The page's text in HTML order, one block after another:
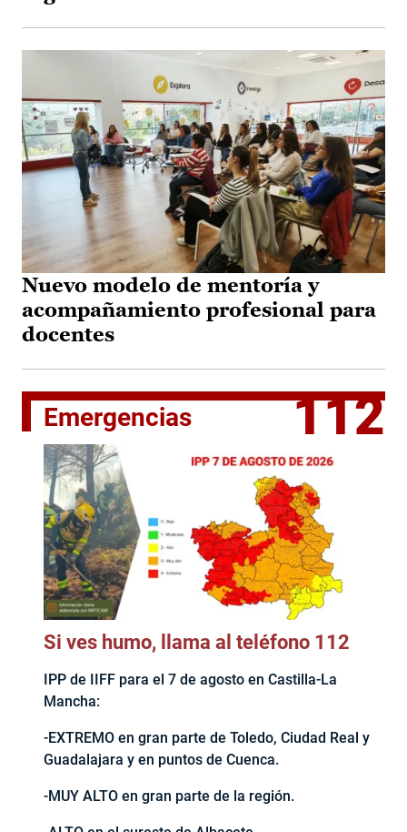
Nuevo modelo de mentoría y
acompañamiento profesional para
docentes
Emergencias 112
Si ves humo, llama al teléfono 112
IPP de IIFF para el 7 de agosto en Castilla-La
Mancha:
-EXTREMO en gran parte de Toledo, Ciudad Real y
Guadalajara y en puntos de Cuenca.
-MUY ALTO en gran parte de la región.